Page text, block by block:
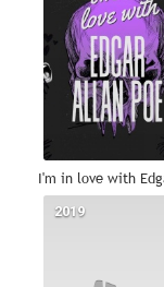
2019